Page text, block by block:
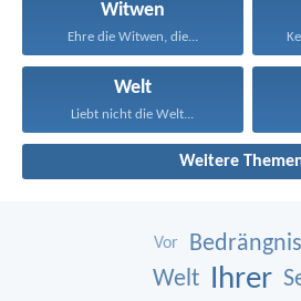
Witwen
Ehre die Witwen, die...
Welt
Liebt nicht die Welt...
Weitere
Vor Bedrängnis
Welt Ihrer